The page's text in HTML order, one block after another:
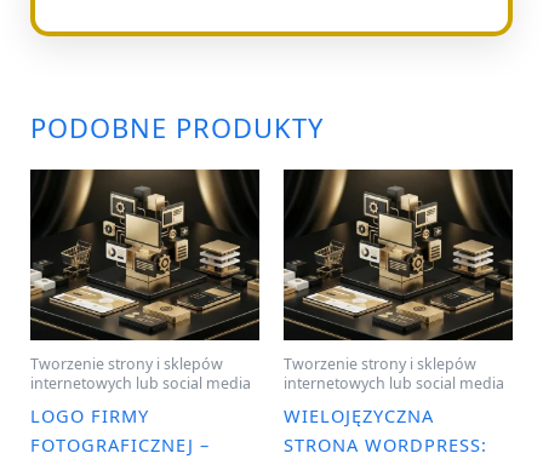
PODOBNE PRODUKTY
Tworzenie strony i sklepów
internetowych lub social media
LOGO FIRMY
FOTOGRAFICZNEJ –
Tworzenie strony i sklepów
internetowych lub social media
WIELOJĘZYCZNA
STRONA WORDPRESS: